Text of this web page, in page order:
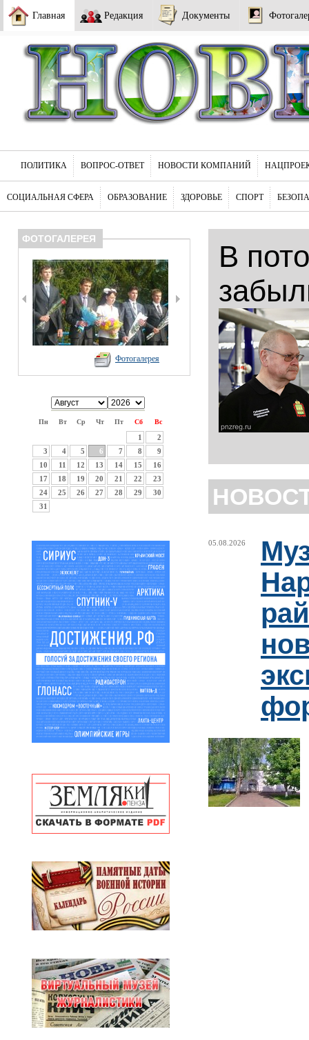
Главная Редакция Документы
ПОЛИТИКА ВОПРОС-ОТВЕТ НОВОСТИ КОМПАНИЙ
СОЦИАЛЬНАЯ СФЕРА ОБРАЗОВАНИЕ ЗДОРОВЬЕ СПОРТ
ФОТОГАЛЕРЕЯ
Фотогалерея
Пн Вт Ср Чт Пт Сб Вс
1
2
3
4 5 6 7 8
9
10
11 12 13 14 15
16
17
18 19 20 21 22
23
24
25 26 27 28 29
30
31
В
05.08.2026